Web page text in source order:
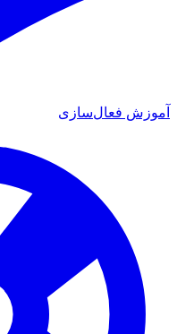
آموزش فعال‌سازی